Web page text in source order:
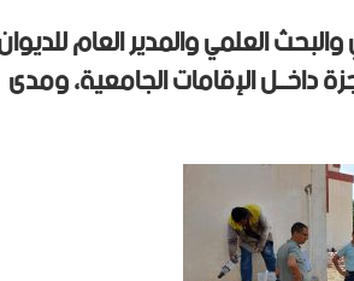
العلمي والمدير العام
داخــل الإقامات الجامعية، ومدى